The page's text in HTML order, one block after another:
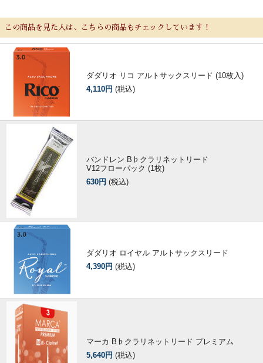
この商品を見た人は、こちらの商品もチェックしています！
ダダリオ リコ アルトサックスリード (10枚入)
4,110円 (税込)
バンドレン B♭クラリネットリード
V12フローパック (1枚)
630円 (税込)
ダダリオ ロイヤル アルトサックスリード
4,390円 (税込)
マーカ B♭クラリネットリード プレミアム
5,640円 (税込)